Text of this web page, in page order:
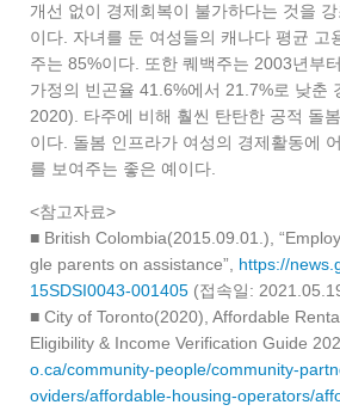
개선 없이 경제회복이 불가하다는 것을
이다. 자녀를 둔 여성들의 캐나다 평균 고
주는 85%이다. 또한 퀘백주는 2003년부
가정의 빈곤율 41.6%에서 21.7%로 낮춘
2020). 타주에 비해 훨씬 탄탄한 공적 돌
이다. 돌봄 인프라가 여성의 경제활동에
를 보여주는 좋은 예이다.
<참고자료>
■ British Colombia(2015.09.01.),
gle parents on assistance”, https://
15SDSI0043-001405 (접속일:
■ City of Toronto(2020), Affordable
Eligibility & Income Verification Guide
o.ca/community-people/community-
oviders/affordable-housing-operators/